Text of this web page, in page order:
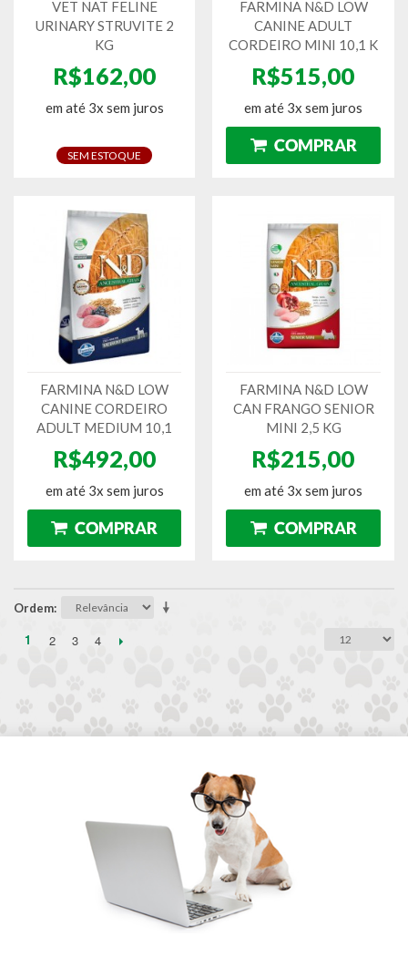
VET NAT FELINE
URINARY STRUVITE 2
KG
R$162,00
em até 3x sem juros
SEM ESTOQUE
FARMINA N&D LOW
CANINE ADULT
CORDEIRO MINI 10,1 K
R$515,00
em até 3x sem juros
FARMINA N&D LOW
CANINE CORDEIRO
ADULT MEDIUM 10,1
R$492,00
em até 3x sem juros
FARMINA N&D LOW
CAN FRANGO SENIOR
MINI 2,5 KG
R$215,00
em até 3x sem juros
Ordem
1 2 3 4